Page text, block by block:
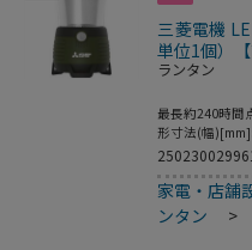
三菱電機
単位1個）【
ランタン
最長約240時間
形寸法(幅
[mm]:198●質
時間､Low=約
約600lm､Mid=
中国
家電・店舗
ンタン
>